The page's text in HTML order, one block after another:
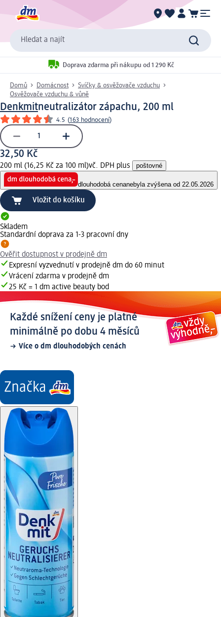
Hledat a najít
Doprava zdarma při nákupu od 1 290 Kč
Domů Domácnost
Svíčky & osvěžovače vzduchu
Osvěžovače vzduchu & vůně
Denkmitneutralizátor zápachu, 200 ml
4.5 (163 hodnocení)
32,50 Kč
200 ml (16,25 Kč za 100 ml)vč. DPH plus poštovné
dlouhodobá cenanebyla zvýšena od 22.05.2026
Vložit do košíku
Skladem
Standardní doprava za 1-3 pracovní dny
Ověřit dostupnost v prodejně dm
Expresní vyzvednutí v prodejně dm do 60 minut
Vrácení zdarma v prodejně dm
25 Kč = 1 dm active beauty bod
Každé snížení ceny je platné
minimálně po dobu 4 měsíců
Více o dm dlouhodobých cenách